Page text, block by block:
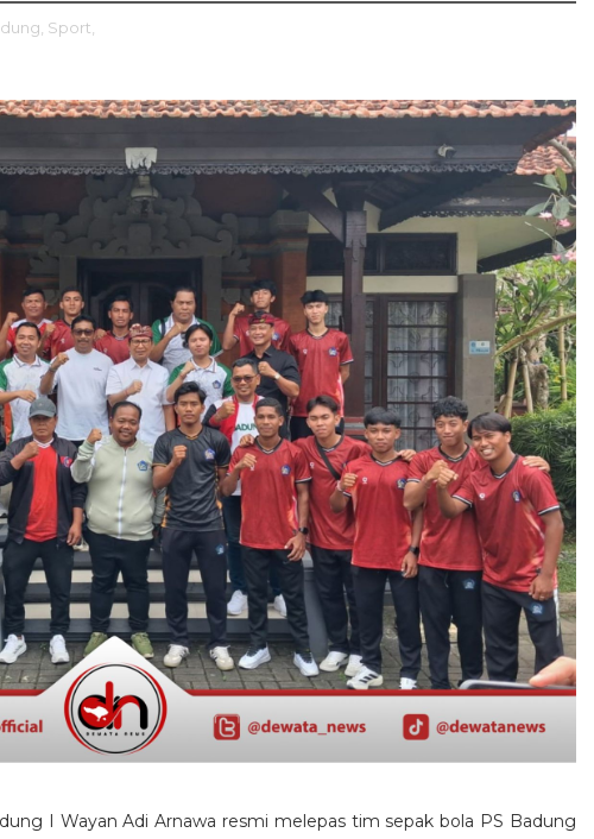
Sport,
I Wayan Adi Arnawa resmi melepas tim sepak bola PS Badung